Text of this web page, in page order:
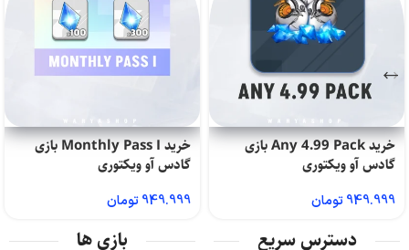
خرید Any 4.99 Pack بازی
گادس آو ویکتوری
949.999تومان
خرید Monthly Pass I بازی
گادس آو ویکتوری
949.999تومان
دسترس سریع بازی ها